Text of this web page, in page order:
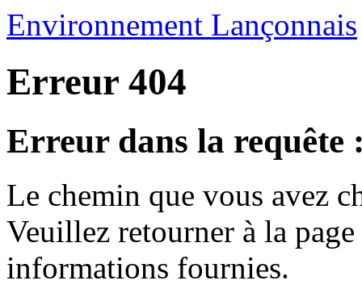
Environnement Lançonnais
Erreur 404
Erreur dans la requête
Le chemin que vous avez
Veuillez retourner à la
informations fournies.